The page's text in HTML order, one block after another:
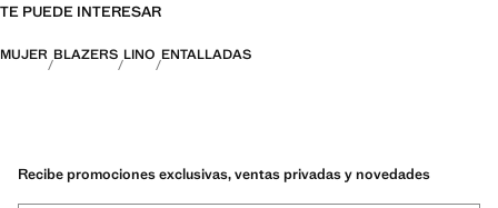
TE PUEDE INTERESAR
MUJER BLAZERS LINO ENTALLADAS
Recibe promociones exclusivas, ventas privadas y novedades